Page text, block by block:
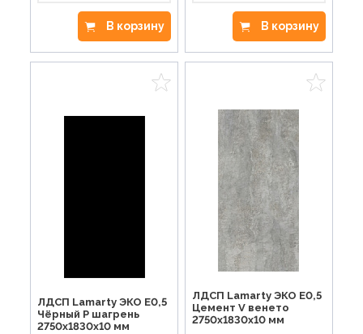
В корзину В корзину
ЛДСП Lamarty ЭКО E0,5
Чёрный P шагрень
2750х1830х10 мм
ЛДСП Lamarty ЭКО E0,5
Цемент V венето
2750х1830х10 мм